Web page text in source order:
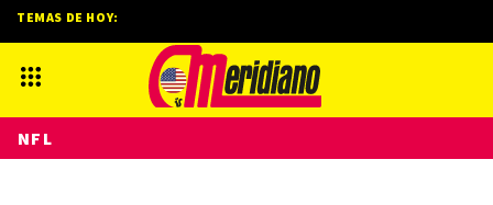
TEMAS DE HOY:
NFL